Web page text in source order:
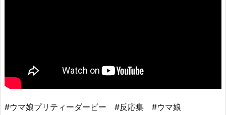
#ウマ娘プリティーダービー #反応集 #ウマ娘